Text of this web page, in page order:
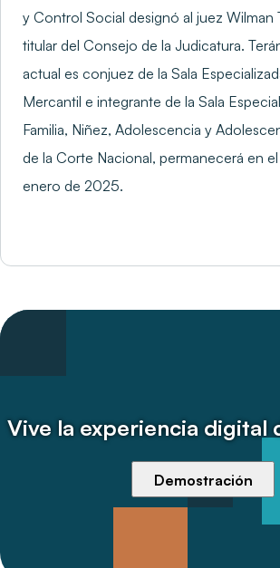
y Control Social designó al juez Wilman
titular del Consejo de la Judicatura.
actual es conjuez de la Sala
Mercantil e integrante de la Sala
Familia, Niñez, Adolescencia y
de la Corte Nacional, permanecerá en
enero de 2025.
Vive la experiencia digital
Demostración